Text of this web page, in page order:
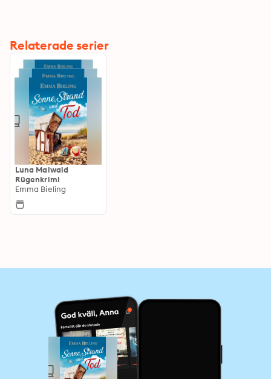
Relaterade serier
Luna Maiwald
Rügenkrimi
Emma Bieling